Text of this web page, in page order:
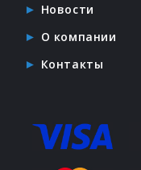
Новости
О компании
Контакты